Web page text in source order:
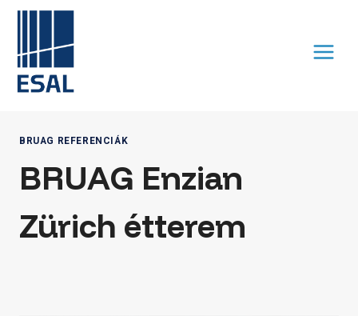
Skip
content
BRUAG REFERENCIÁK
BRUAG Enzian
Zürich étterem